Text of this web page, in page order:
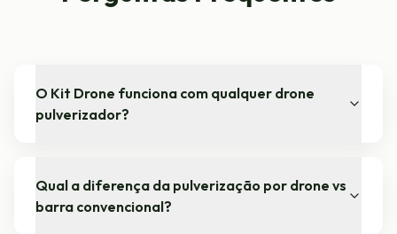
O Kit Drone funciona com qualquer drone
pulverizador?
Qual a diferença da pulverização por drone vs
barra convencional?